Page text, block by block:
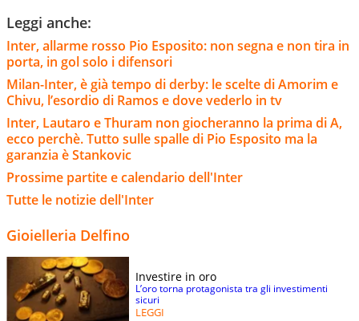
Leggi anche:
Inter, allarme rosso Pio Esposito: non segna e non tira in
porta, in gol solo i difensori
Milan-Inter, è già tempo di derby: le scelte di Amorim e
Chivu, l’esordio di Ramos e dove vederlo in tv
Inter, Lautaro e Thuram non giocheranno la prima di A,
ecco perchè. Tutto sulle spalle di Pio Esposito ma la
garanzia è Stankovic
Prossime partite e calendario dell'Inter
Tutte le notizie dell'Inter
Gioielleria Delfino
Investire in oro
L’oro torna protagonista tra gli investimenti
sicuri
LEGGI